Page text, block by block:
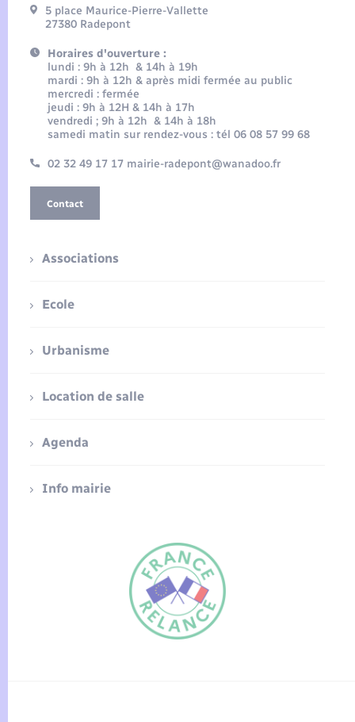
FR
5 place Maurice-Pierre-Vallette
27380 Radepont
Horaires d'ouverture :
lundi : 9h à 12h & 14h à 19h
mardi : 9h à 12h & après midi fermée au public
mercredi : fermée
jeudi : 9h à 12H & 14h à 17h
vendredi ; 9h à 12h & 14h à 18h
samedi matin sur rendez-vous : tél 06 08 57 99 68
02 32 49 17 17 mairie-radepont@wanadoo.fr
Contact
Associations
Ecole
Urbanisme
Location de salle
Agenda
Info mairie